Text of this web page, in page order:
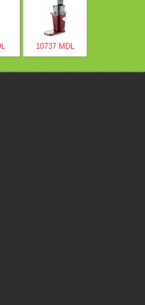
10737 MDL